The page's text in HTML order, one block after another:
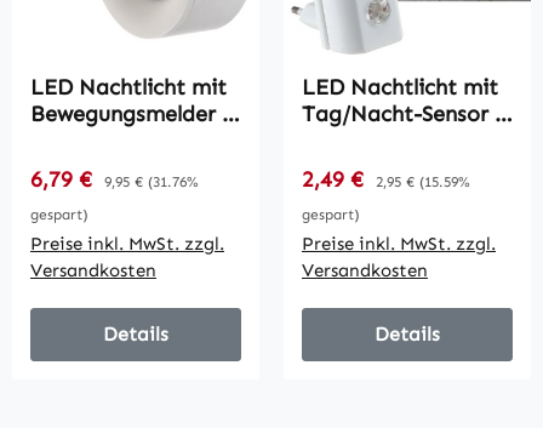
LED Nachtlicht mit
Bewegungsmelder /
Dämmerungssensor,
2700k
Verkaufspreis:
6,79 € Regulärer Preis:
9,95 € (31.76%
gespart)
Preise inkl. MwSt. zzgl.
Versandkosten
Details
LED Nachtlicht mit
Tag/Nacht-Sensor /
LEDs, nur 1W
Verkaufspreis:
2,49 € Regulärer Preis:
2,95 € (15.59%
gespart)
Preise inkl. MwSt. zzgl.
Versandkosten
Details